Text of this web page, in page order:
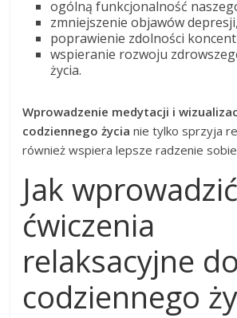
ogólną funkcjonalność
zmniejszenie objawów depresji,
poprawienie zdolności
wspieranie rozwoju
życia.
Wprowadzenie medytacji i
codziennego życia nie tylko sprzyja
również wspiera lepsze radzenie
Jak wprowadzić
ćwiczenia
relaksacyjne do
codziennego